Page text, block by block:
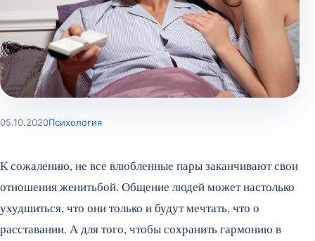
05.10.2020Психология
К сожалению, не все влюбленные пары заканчивают свои
отношения женитьбой. Общение людей может настолько
ухудшиться, что они только и будут мечтать, что о
расставании. А для того, чтобы сохранить гармонию в